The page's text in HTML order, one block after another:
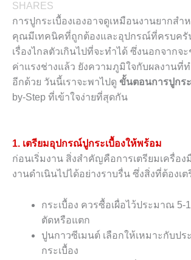
SHARES
การปูกระเบื้องเองอาจดูเหมือนงานยากส
คุณมีเทคนิคที่ถูกต้องและอุปกรณ์ที่ครบครั
เรื่องไกลตัวเกินไปที่จะทำได้ ซึ่งนอกจากจ
ค่าแรงช่างแล้ว ยังความภูมิใจกับผลงานที่ท
อีกด้วย วันนี้เราจะพาไปดู ขั้นตอนการปูกระ
by-Step ที่เข้าใจง่ายที่สุดกัน
1. เตรียมอุปกรณ์ปูกระเบื้องให้พร้อม
ก่อนเริ่มงาน สิ่งสำคัญคือการเตรียมเครื่อง
งานดำเนินไปได้อย่างราบรื่น ซึ่งสิ่งที่ต้องเ
กระเบื้อง ควรซื้อเผื่อไว้ประมาณ
ตัดหรือแตก
ปูนกาวซีเมนต์ เลือกให้เหมาะกับปร
กระเบื้อง